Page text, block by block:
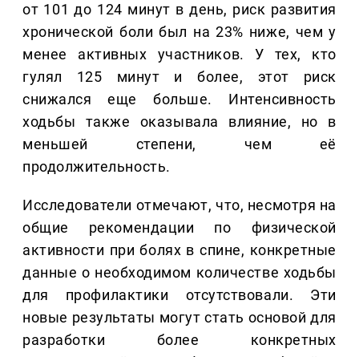
от 101 до 124 минут в день, риск развития
хронической боли был на 23% ниже, чем у
менее активных участников. У тех, кто
гулял 125 минут и более, этот риск
снижался еще больше. Интенсивность
ходьбы также оказывала влияние, но в
меньшей степени, чем её
продолжительность.
Исследователи отмечают, что, несмотря на
общие рекомендации по физической
активности при болях в спине, конкретные
данные о необходимом количестве ходьбы
для профилактики отсутствовали. Эти
новые результаты могут стать основой для
разработки более конкретных